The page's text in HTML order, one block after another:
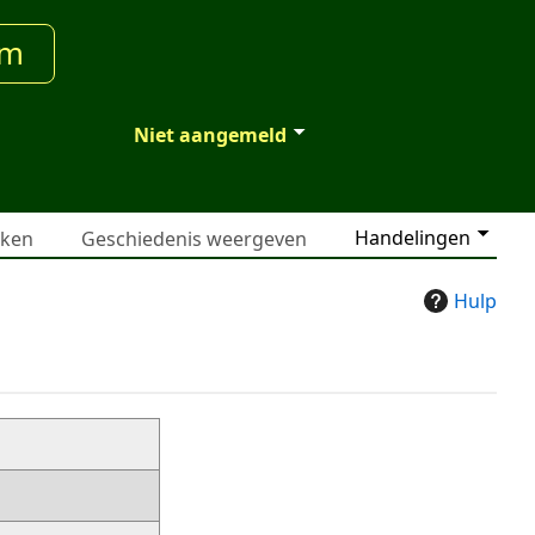
Niet aangemeld
Handelingen
Geschiedenis weergeven
Hulp